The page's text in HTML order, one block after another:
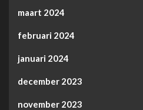
maart 2024
februari 2024
januari 2024
december 2023
november 2023